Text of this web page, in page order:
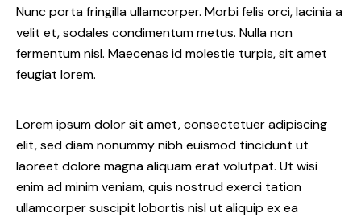
Nunc porta fringilla ullamcorper. Morbi felis orci, lacinia a
velit et, sodales condimentum metus. Nulla non
fermentum nisl. Maecenas id molestie turpis, sit amet
feugiat lorem.
Lorem ipsum dolor sit amet, consectetuer adipiscing
elit, sed diam nonummy nibh euismod tincidunt ut
laoreet dolore magna aliquam erat volutpat. Ut wisi
enim ad minim veniam, quis nostrud exerci tation
ullamcorper suscipit lobortis nisl ut aliquip ex ea